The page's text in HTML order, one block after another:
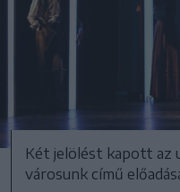
Két jelölést kapott az
városunk című